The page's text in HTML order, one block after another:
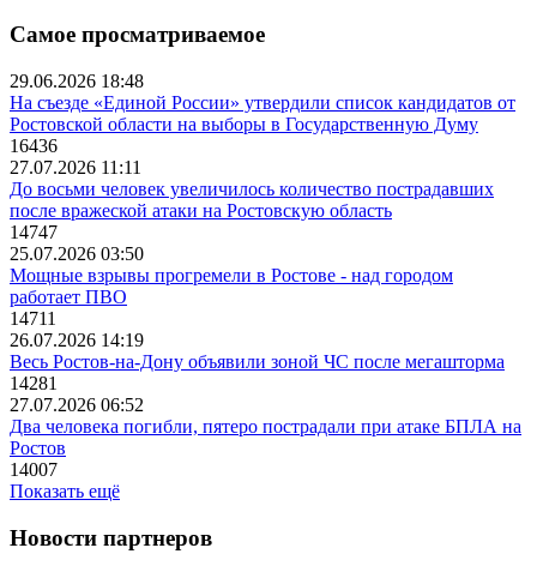
Самое просматриваемое
29.06.2026 18:48
На съезде «Единой России» утвердили список кандидатов от
Ростовской области на выборы в Государственную Думу
16436
27.07.2026 11:11
До восьми человек увеличилось количество пострадавших
после вражеской атаки на Ростовскую область
14747
25.07.2026 03:50
Мощные взрывы прогремели в Ростове - над городом
работает ПВО
14711
26.07.2026 14:19
Весь Ростов-на-Дону объявили зоной ЧС после мегашторма
14281
27.07.2026 06:52
Два человека погибли, пятеро пострадали при атаке БПЛА на
Ростов
14007
Показать ещё
Новости партнеров